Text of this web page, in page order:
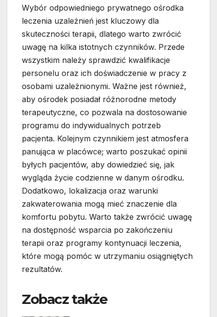
Wybór odpowiedniego prywatnego ośrodka
leczenia uzależnień jest kluczowy dla
skuteczności terapii, dlatego warto zwrócić
uwagę na kilka istotnych czynników. Przede
wszystkim należy sprawdzić kwalifikacje
personelu oraz ich doświadczenie w pracy z
osobami uzależnionymi. Ważne jest również,
aby ośrodek posiadał różnorodne metody
terapeutyczne, co pozwala na dostosowanie
programu do indywidualnych potrzeb
pacjenta. Kolejnym czynnikiem jest atmosfera
panująca w placówce; warto poszukać opinii
byłych pacjentów, aby dowiedzieć się, jak
wygląda życie codzienne w danym ośrodku.
Dodatkowo, lokalizacja oraz warunki
zakwaterowania mogą mieć znaczenie dla
komfortu pobytu. Warto także zwrócić uwagę
na dostępność wsparcia po zakończeniu
terapii oraz programy kontynuacji leczenia,
które mogą pomóc w utrzymaniu osiągniętych
rezultatów.
Zobacz także